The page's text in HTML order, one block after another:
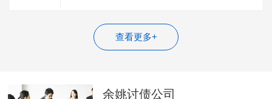
查看更多+
余姚讨债公司